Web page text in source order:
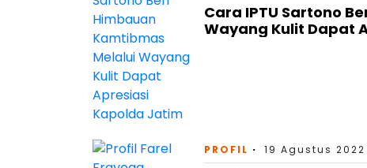
Cara IPTU Sartono
Wayang Kulit Dapat
PROFIL 19 Agustus